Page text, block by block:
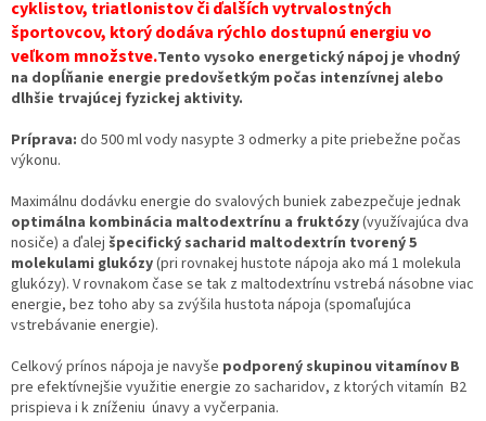
cyklistov, triatlonistov či ďalších vytrvalostných
športovcov, ktorý dodáva rýchlo dostupnú energiu vo
veľkom množstve.Tento vysoko energetický nápoj je vhodný
na dopĺňanie energie predovšetkým počas intenzívnej alebo
dlhšie trvajúcej fyzickej aktivity.
Príprava: do 500 ml vody nasypte 3 odmerky a pite priebežne počas
výkonu.
Maximálnu dodávku energie do svalových buniek zabezpečuje jednak
optimálna kombinácia maltodextrínu a fruktózy(využívajúca dva
nosiče) a ďalej špecifický sacharid maltodextrín tvorený 5
molekulami glukózy(pri rovnakej hustote nápoja ako má 1 molekula
glukózy). V rovnakom čase se tak z maltodextrínu vstrebá násobne viac
energie, bez toho aby sa zvýšila hustota nápoja (spomaľujúca
vstrebávanie energie).
Celkový prínos nápoja je navyše podporený skupinou vitamínov B
pre efektívnejšie využitie energie zo sacharidov, z ktorých vitamín B2
prispieva i k zníženiu únavy a vyčerpania.